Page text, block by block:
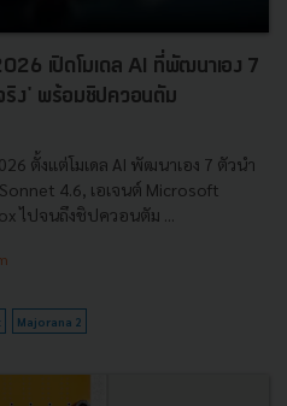
เปิดโมเดล AI ที่พัฒนาเอง 7
จริง' พร้อมชิปควอนตัม
ตั้งแต่โมเดล AI พัฒนาเอง 7 ตัวนำ
4.6, เอเจนต์ Microsoft
ไปจนถึงชิปควอนตัม ...
Majorana 2